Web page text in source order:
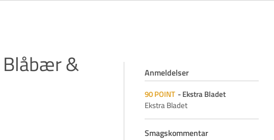
Blåbær &
Anmeldelser
90POINT
Ekstra Bladet
Ekstra Bladet
Smagskommentar